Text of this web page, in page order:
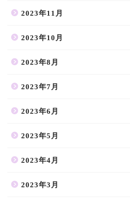
2023年11月
2023年10月
2023年8月
2023年7月
2023年6月
2023年5月
2023年4月
2023年3月